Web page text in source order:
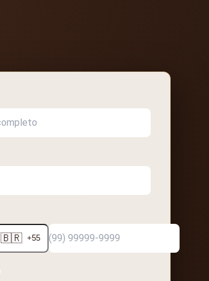
🇧🇷 +55